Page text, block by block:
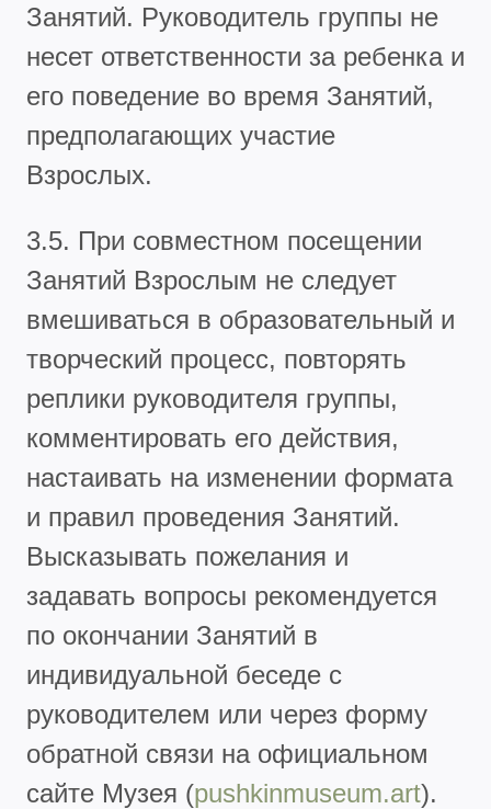
Занятий. Руководитель группы не
несет ответственности за ребенка и
его поведение во время Занятий,
предполагающих участие
Взрослых.
3.5. При совместном посещении
Занятий Взрослым не следует
вмешиваться в образовательный и
творческий процесс, повторять
реплики руководителя группы,
комментировать его действия,
настаивать на изменении формата
и правил проведения Занятий.
Высказывать пожелания и
задавать вопросы рекомендуется
по окончании Занятий в
индивидуальной беседе с
руководителем или через форму
обратной связи на официальном
сайте Музея (pushkinmuseum.art).